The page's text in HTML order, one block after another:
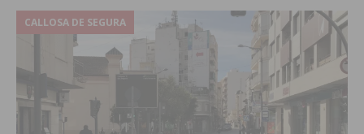
CALLOSA DE SEGURA